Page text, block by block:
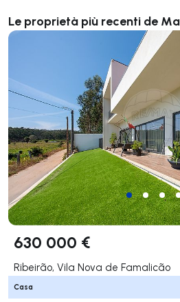
Le proprietà più recenti de
630 000 €
Ribeirão, Vila Nova de Famalicão
Casa